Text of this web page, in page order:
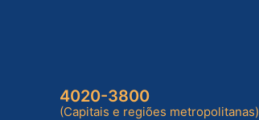
4020-3800
(Capitais e regiões metropolitanas)